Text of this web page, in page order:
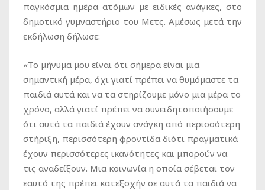
παγκόσμια ημέρα ατόμων με ειδικές ανάγκες, στο
δημοτικό γυμναστήριο του Μετς. Αμέσως μετά την
εκδήλωση δήλωσε:
«Το μήνυμα μου είναι ότι σήμερα είναι μια
σημαντική μέρα, όχι γιατί πρέπει να θυμόμαστε τα
παιδιά αυτά και να τα στηρίζουμε μόνο μια μέρα το
χρόνο, αλλά γιατί πρέπει να συνειδητοποιήσουμε
ότι αυτά τα παιδιά έχουν ανάγκη από περισσότερη
στήριξη, περισσότερη φροντίδα διότι πραγματικά
έχουν περισσότερες ικανότητες και μπορούν να
τις αναδείξουν. Μια κοινωνία η οποία σέβεται τον
εαυτό της πρέπει κατεξοχήν σε αυτά τα παιδιά να